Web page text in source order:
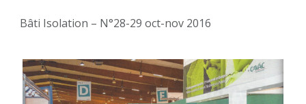
Bâti Isolation – N°28-29 oct-nov 2016